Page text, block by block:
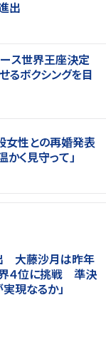
出
ース世界王座決定
るボクシングを目
女性との再婚発表
く見守って」
大藤沙月は昨年
界４位に挑戦 準決
現なるか」